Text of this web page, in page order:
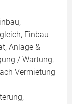
Einbau
Anlage &
/ Wartung,
Vermietung